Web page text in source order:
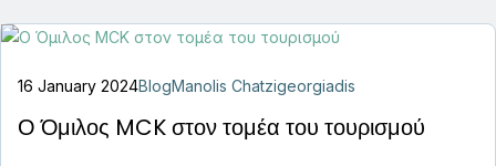
Ο Όμιλος MCK στον τομέα του τουρισμού
16 January 2024BlogManolis Chatzigeorgiadis